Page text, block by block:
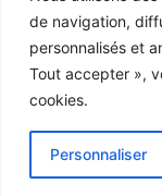
de navigation,
personnalisés et
Tout accepter »,
cookies.
Personnaliser
J'accepte